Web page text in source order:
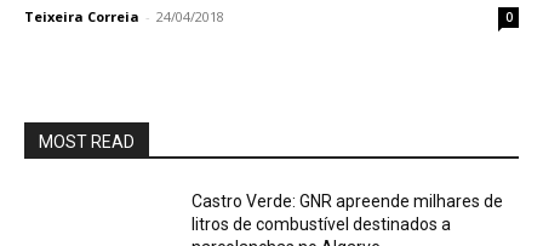
Teixeira Correia - 24/04/2018 0
MOST READ
Castro Verde: GNR apreende milhares de
litros de combustível destinados a